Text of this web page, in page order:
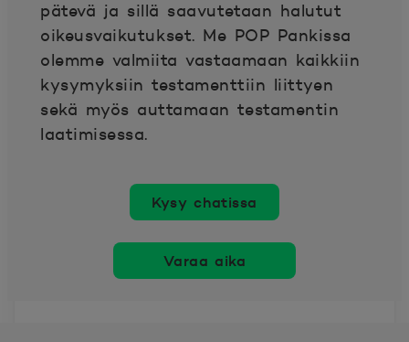
pätevä ja sillä saavutetaan halutut
oikeusvaikutukset. Me POP Pankissa
olemme valmiita vastaamaan kaikkiin
kysymyksiin testamenttiin liittyen
sekä myös auttamaan testamentin
laatimisessa.
Kysy chatissa
Varaa aika